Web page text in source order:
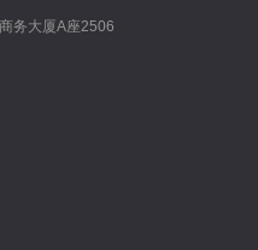
务大厦A座2506